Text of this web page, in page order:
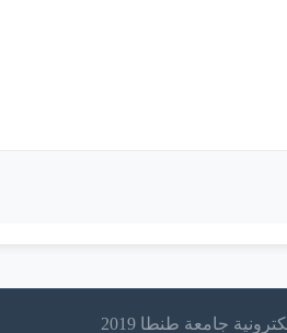
جامعة طنطا 2019